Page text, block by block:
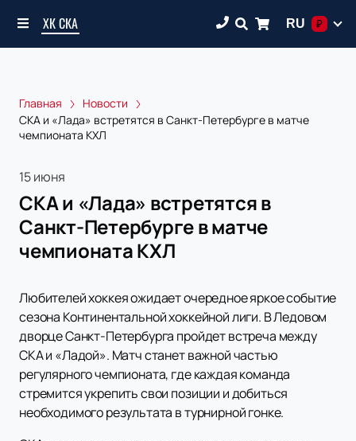
ХК СКА RU ₽
Главная
Новости
СКА и «Лада» встретятся в Санкт-Петербурге в матче
чемпионата КХЛ
15 июня
СКА и «Лада» встретятся в
Санкт-Петербурге в матче
чемпионата КХЛ
Любителей хоккея ожидает очередное яркое событие
сезона Континентальной хоккейной лиги. В Ледовом
дворце Санкт-Петербурга пройдет встреча между
СКА и «Ладой». Матч станет важной частью
регулярного чемпионата, где каждая команда
стремится укрепить свои позиции и добиться
необходимого результата в турнирной гонке.